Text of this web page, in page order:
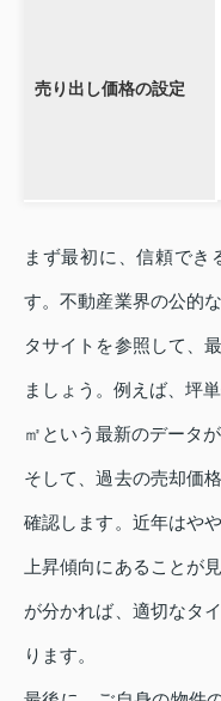
売り出し価格の設定
まず最初に、信頼で
す。不動産業界の公的
タサイトを参照して、
ましょう。例えば、坪
㎡という最新のデータが
そして、過去の売却価
確認します。近年はや
上昇傾向にあることが
が分かれば、適切なタ
ります。